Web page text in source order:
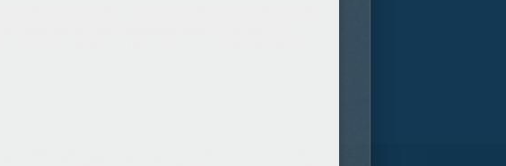
C'est vrai quoi ! Il n'est même pas capable
plus cool, comme les rappeurs, ou
le coup », mais il se rend rapidement